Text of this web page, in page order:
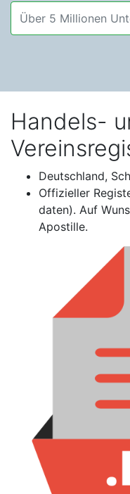
Handels-
Deutschland,
Offizieller
daten). Auf
Apostille.